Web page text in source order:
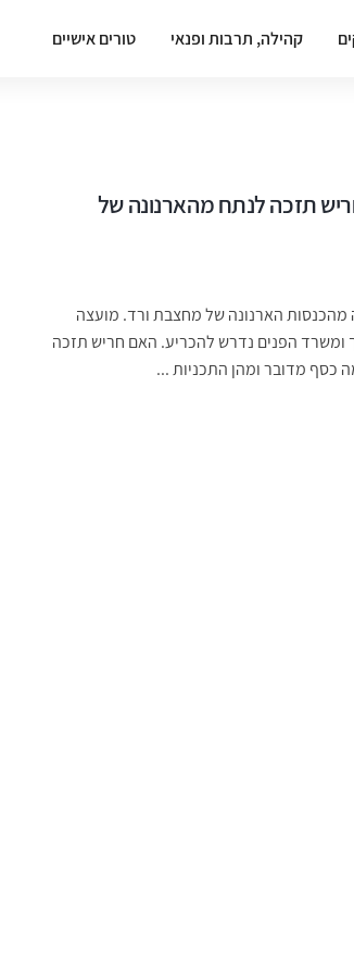
קהילה, תרבות ופנאי טורים אישיים
תזכה לנתח מהארנונה של
הארנונה של מחצבת ורד. מועצה
ומשרד הפנים נדרש להכריע. האם חריש תזכה
מדובר ומהן התכניות ...